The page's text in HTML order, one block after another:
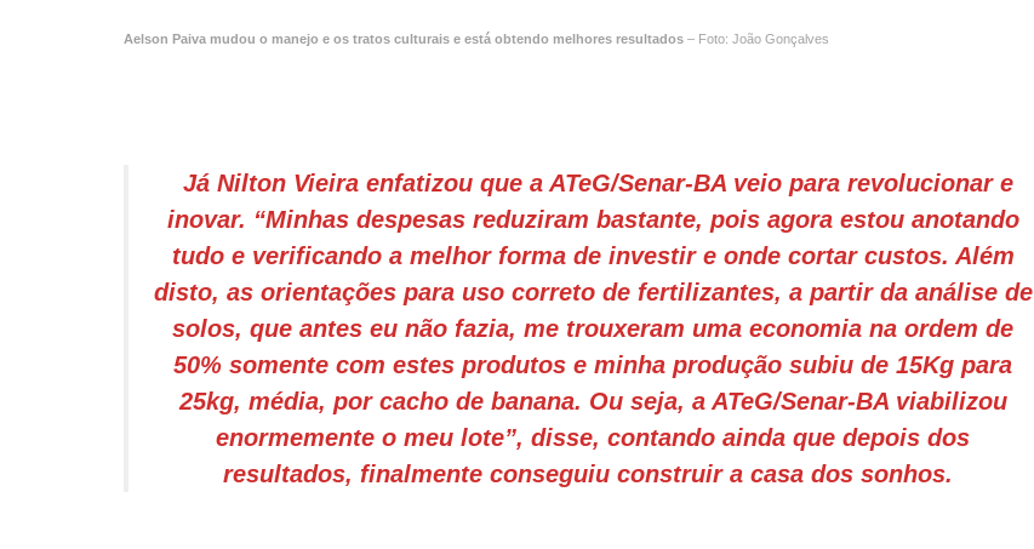
Aelson Paiva mudou o manejo e os tratos culturais e está obtendo melhores resultados – Foto: João Gonçalves
Já Nilton Vieira enfatizou que a ATeG/Senar-BA veio para revolucionar e
inovar. “Minhas despesas reduziram bastante, pois agora estou anotando
tudo e verificando a melhor forma de investir e onde cortar custos. Além
disto, as orientações para uso correto de fertilizantes, a partir da análise de
solos, que antes eu não fazia, me trouxeram uma economia na ordem de
50% somente com estes produtos e minha produção subiu de 15Kg para
25kg, média, por cacho de banana. Ou seja, a ATeG/Senar-BA viabilizou
enormemente o meu lote”, disse, contando ainda que depois dos
resultados, finalmente conseguiu construir a casa dos sonhos.